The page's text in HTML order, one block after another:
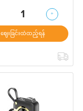
1
+
ဈေးခြင်းထဲထည့်ရန်